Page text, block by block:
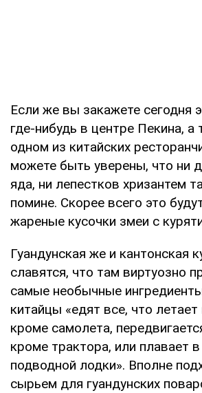
Если же вы закажете сегодня
где-нибудь в центре Пекина, а
одном из китайских
можете быть уверены, что ни
яда, ни лепестков хризантем
помине. Скорее всего это
жареные кусочки змеи с
Гуандунская же и кантонская
славятся, что там виртуозно
самые необычные
китайцы «едят все, что летает
кроме самолета,
кроме трактора, или плавает
подводной лодки». Вполне
сырьем для гуандунских